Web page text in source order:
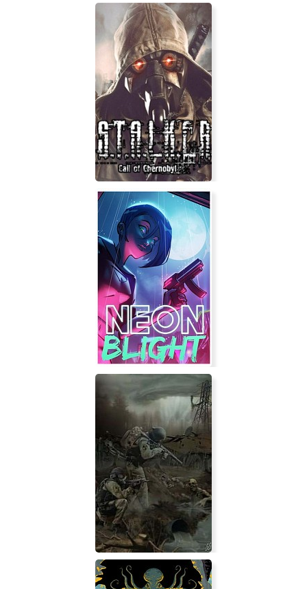
Saga of the Nine Worlds: The
Gathering
Сталкер: Call of Chernobyl
Neon Blight